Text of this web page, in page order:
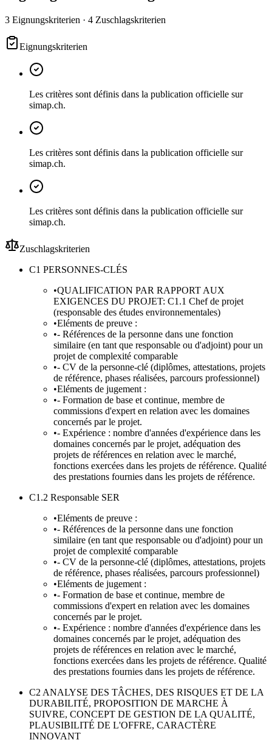
3 Eignungskriterien · 4 Zuschlagskriterien
Eignungskriterien
Les critères sont définis dans la publication officielle sur
simap.ch.
Les critères sont définis dans la publication officielle sur
simap.ch.
Les critères sont définis dans la publication officielle sur
simap.ch.
Zuschlagskriterien
C1 PERSONNES-CLÉS
•QUALIFICATION PAR RAPPORT AUX
EXIGENCES DU PROJET: C1.1 Chef de projet
(responsable des études environnementales)
•Eléments de preuve :
•- Références de la personne dans une fonction
similaire (en tant que responsable ou d'adjoint) pour un
projet de complexité comparable
•- CV de la personne-clé (diplômes, attestations, projets
de référence, phases réalisées, parcours professionnel)
•Eléments de jugement :
•- Formation de base et continue, membre de
commissions d'expert en relation avec les domaines
concernés par le projet.
•- Expérience : nombre d'années d'expérience dans les
domaines concernés par le projet, adéquation des
projets de références en relation avec le marché,
fonctions exercées dans les projets de référence. Qualité
des prestations fournies dans les projets de référence.
C1.2 Responsable SER
•Eléments de preuve :
•- Références de la personne dans une fonction
similaire (en tant que responsable ou d'adjoint) pour un
projet de complexité comparable
•- CV de la personne-clé (diplômes, attestations, projets
de référence, phases réalisées, parcours professionnel)
•Eléments de jugement :
•- Formation de base et continue, membre de
commissions d'expert en relation avec les domaines
concernés par le projet.
•- Expérience : nombre d'années d'expérience dans les
domaines concernés par le projet, adéquation des
projets de références en relation avec le marché,
fonctions exercées dans les projets de référence. Qualité
des prestations fournies dans les projets de référence.
C2 ANALYSE DES TÂCHES, DES RISQUES ET DE LA
DURABILITÉ, PROPOSITION DE MARCHE À
SUIVRE, CONCEPT DE GESTION DE LA QUALITÉ,
PLAUSIBILITÉ DE L'OFFRE, CARACTÈRE
INNOVANT